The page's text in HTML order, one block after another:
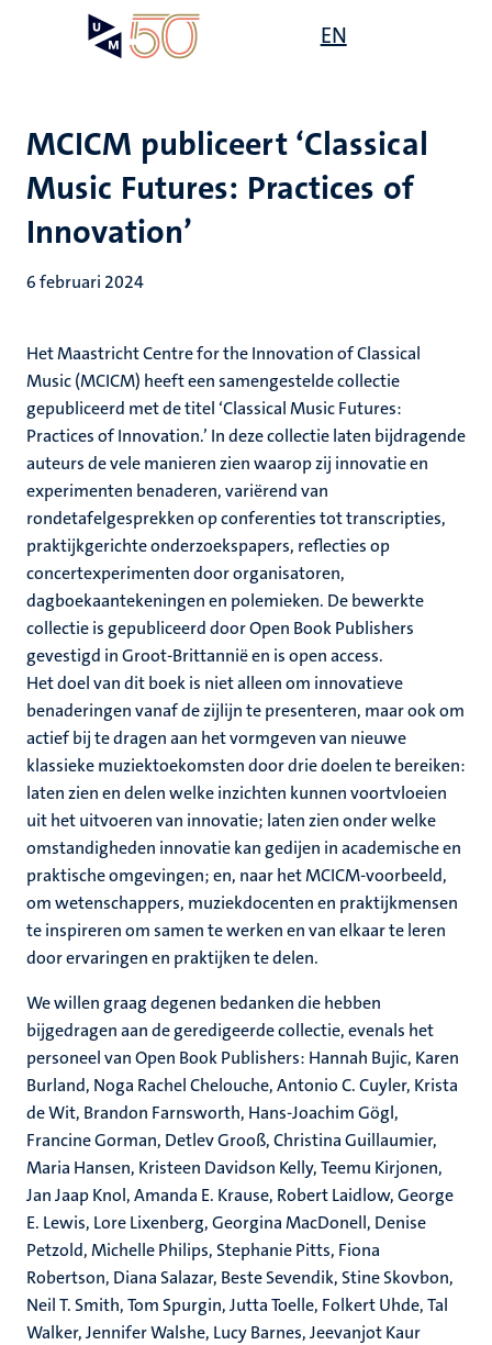
gaan
EN
MCICM publiceert ‘Classical
Music Futures: Practices of
Innovation’
6 februari 2024
Het Maastricht Centre for the Innovation of Classical
Music (MCICM) heeft een samengestelde collectie
gepubliceerd met de titel ‘Classical Music Futures:
Practices of Innovation.’ In deze collectie laten bijdragende
auteurs de vele manieren zien waarop zij innovatie en
experimenten benaderen, variërend van
rondetafelgesprekken op conferenties tot transcripties,
praktijkgerichte onderzoekspapers, reflecties op
concertexperimenten door organisatoren,
dagboekaantekeningen en polemieken. De bewerkte
collectie is gepubliceerd door Open Book Publishers
gevestigd in Groot-Brittannië en is open access.
Het doel van dit boek is niet alleen om innovatieve
benaderingen vanaf de zijlijn te presenteren, maar ook om
actief bij te dragen aan het vormgeven van nieuwe
klassieke muziektoekomsten door drie doelen te bereiken:
laten zien en delen welke inzichten kunnen voortvloeien
uit het uitvoeren van innovatie; laten zien onder welke
omstandigheden innovatie kan gedijen in academische en
praktische omgevingen; en, naar het MCICM-voorbeeld,
om wetenschappers, muziekdocenten en praktijkmensen
te inspireren om samen te werken en van elkaar te leren
door ervaringen en praktijken te delen.
We willen graag degenen bedanken die hebben
bijgedragen aan de geredigeerde collectie, evenals het
personeel van Open Book Publishers: Hannah Bujic, Karen
Burland, Noga Rachel Chelouche, Antonio C. Cuyler, Krista
de Wit, Brandon Farnsworth, Hans-Joachim Gögl,
Francine Gorman, Detlev Grooß, Christina Guillaumier,
Maria Hansen, Kristeen Davidson Kelly, Teemu Kirjonen,
Jan Jaap Knol, Amanda E. Krause, Robert Laidlow, George
E. Lewis, Lore Lixenberg, Georgina MacDonell, Denise
Petzold, Michelle Philips, Stephanie Pitts, Fiona
Robertson, Diana Salazar, Beste Sevendik, Stine Skovbon,
Neil T. Smith, Tom Spurgin, Jutta Toelle, Folkert Uhde, Tal
Walker, Jennifer Walshe, Lucy Barnes, Jeevanjot Kaur